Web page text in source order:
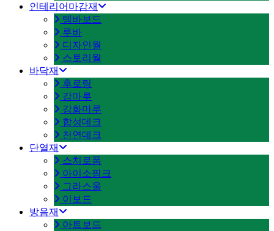
인테리어마감재
템바보드
루바
디자인월
스토리월
바닥재
후로링
강마루
강화마루
합성데크
천연데크
단열재
스치로폼
아이소핑크
그라스울
이보드
방음재
아트보드